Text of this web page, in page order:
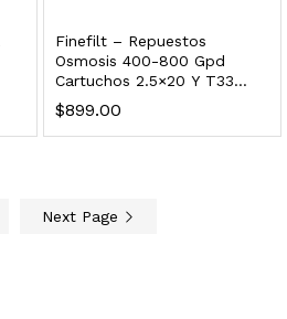
Finefilt – Repuestos
Osmosis 400-800 Gpd
Cartuchos 2.5×20 Y T33
Grande
$899.00
Next Page
Bebedero de pared con llenador de botellas, botón mecánico, enfriamiento y filtración Welltek WT-WFSDF-30AMM